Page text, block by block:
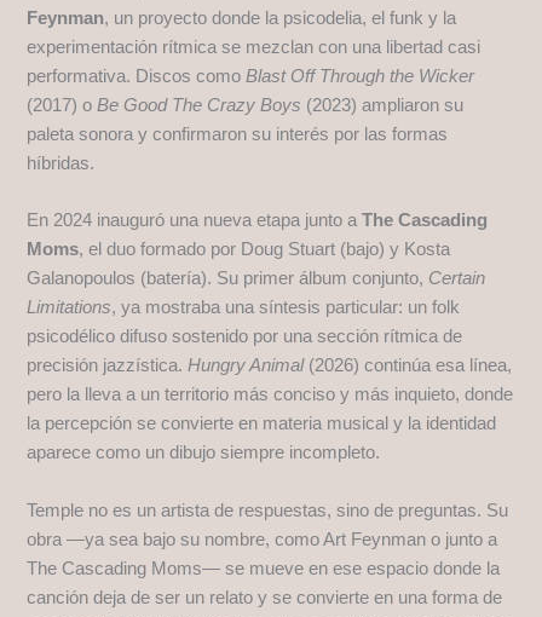
Feynman, un proyecto donde la psicodelia, el funk y la
experimentación rítmica se mezclan con una libertad casi
performativa. Discos comoBlast Off Through the Wicker
(2017) oBe Good The Crazy Boys (2023) ampliaron su
paleta sonora y confirmaron su interés por las formas
híbridas.
En 2024 inauguró una nueva etapa junto aThe Cascading
Moms, el duo formado por Doug Stuart (bajo) y Kosta
Galanopoulos (batería). Su primer álbum conjunto, Certain
Limitations, ya mostraba una síntesis particular: un folk
psicodélico difuso sostenido por una sección rítmica de
precisión jazzística.Hungry Animal(2026) continúa esa línea,
pero la lleva a un territorio más conciso y más inquieto, donde
la percepción se convierte en materia musical y la identidad
aparece como un dibujo siempre incompleto.
Temple no es un artista de respuestas, sino de preguntas. Su
obra —ya sea bajo su nombre, como Art Feynman o junto a
The Cascading Moms— se mueve en ese espacio donde la
canción deja de ser un relato y se convierte en una forma de